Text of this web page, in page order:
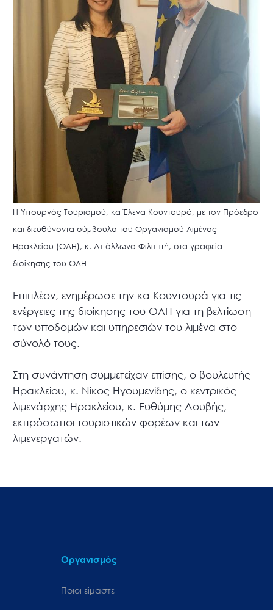
Η Υπουργός Τουρισμού, κα Έλενα Κουντουρά, με τον Πρόεδρο
και διευθύνοντα σύμβουλο του Οργανισμού Λιμένος
Ηρακλείου (ΟΛΗ), κ. Απόλλωνα Φιλιππή, στα γραφεία
διοίκησης του ΟΛΗ
Επιπλέον, ενημέρωσε την κα Κουντουρά για τις
ενέργειες της διοίκησης του ΟΛΗ για τη βελτίωση
των υποδομών και υπηρεσιών του λιμένα στο
σύνολό τους.
Στη συνάντηση συμμετείχαν επίσης, ο βουλευτής
Ηρακλείου, κ. Νίκος Ηγουμενίδης, ο κεντρικός
λιμενάρχης Ηρακλείου, κ. Ευθύμης Δουβής,
εκπρόσωποι τουριστικών φορέων και των
λιμενεργατών.
Οργανισμός
Ποιοι είμαστε